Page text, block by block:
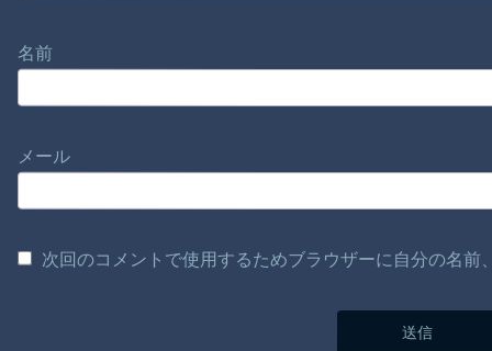
名前
メール
次回のコメントで使用するためブラウザーに自分の名